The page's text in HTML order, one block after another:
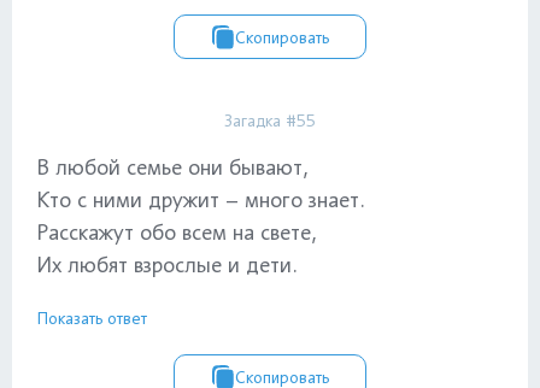
Скопировать
Загадка #55
В любой семье они бывают,
Кто с ними дружит – много знает.
Расскажут обо всем на свете,
Их любят взрослые и дети.
Показать ответ
Скопировать